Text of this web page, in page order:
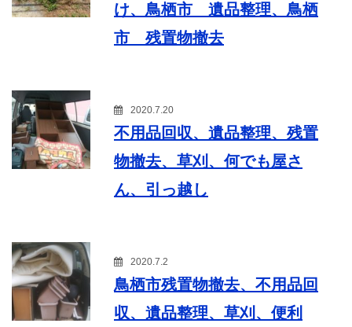
け、鳥栖市 遺品整理、鳥栖
市 残置物撤去
2020.7.20
不用品回収、遺品整理、残置
物撤去、草刈、何でも屋さ
ん、引っ越し
2020.7.2
鳥栖市残置物撤去、不用品回
収、遺品整理、草刈、便利